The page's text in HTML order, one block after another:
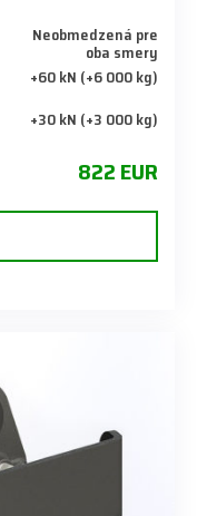
Neobmedzená pre
oba smery
+60 kN (+6 000 kg)
+30 kN (+3 000 kg)
822 EUR